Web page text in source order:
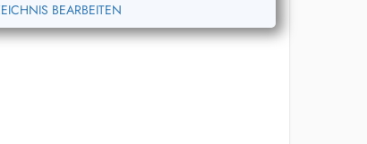
BEARBEITEN